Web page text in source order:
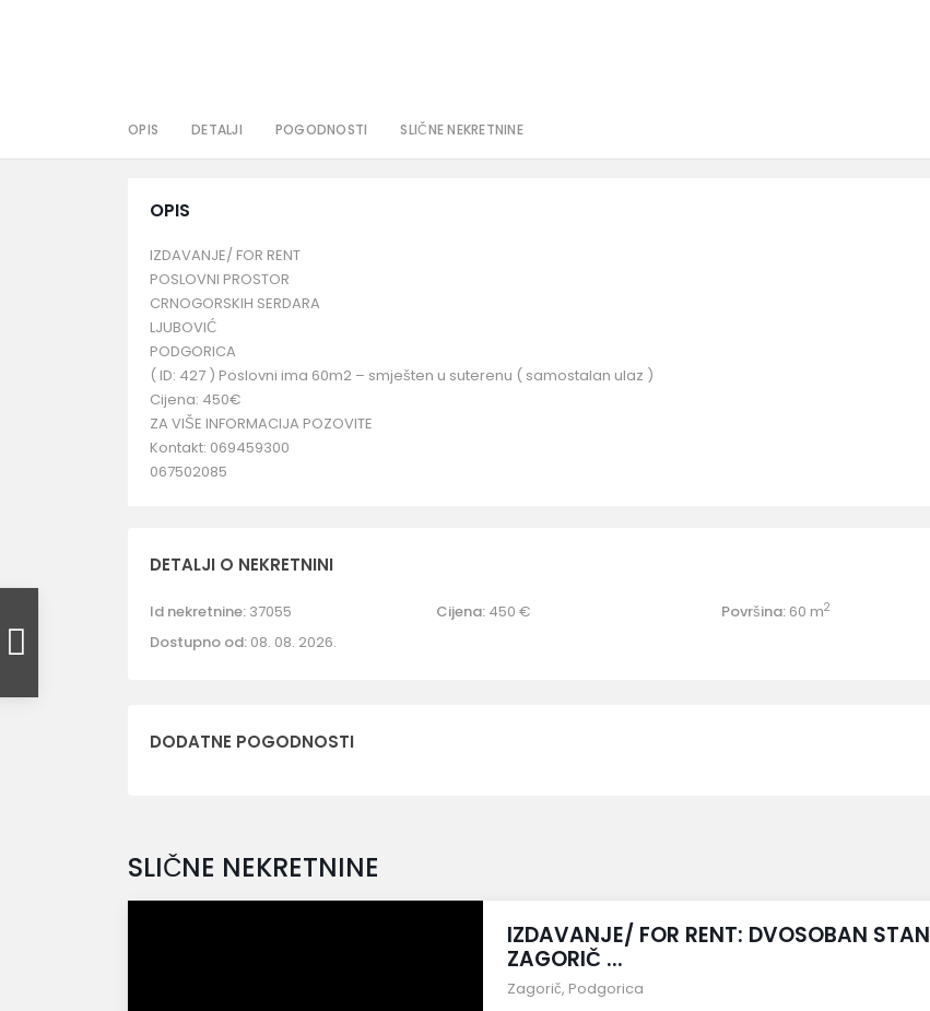
OPIS DETALJI POGODNOSTI SLIČNE NEKRETNINE
OPIS
IZDAVANJE/ FOR RENT
POSLOVNI PROSTOR
CRNOGORSKIH SERDARA
LJUBOVIĆ
PODGORICA
( ID: 427 ) Poslovni ima 60m2 – smješten u suterenu ( samostalan ulaz )
Cijena: 450€
ZA VIŠE INFORMACIJA POZOVITE
Kontakt: 069459300
067502085
DETALJI O NEKRETNINI
Id nekretnine: 37055 Cijena: 450 € Površina: 60 m2
Dostupno od: 08. 08. 2026.
DODATNE POGODNOSTI
SLIČNE NEKRETNINE
IZDAVANJE/ FOR RENT: DVOSOBAN STAN
ZAGORIČ ...
Zagorič, Podgorica